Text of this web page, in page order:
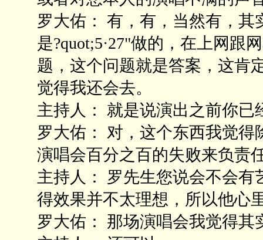
罗大佑： 有，有，当然有，
是?quot;5·27"做的，在上网跟
题，这个问题就是答案，这肯
觉得我还会去。
主持人： 就是说演出之前你
罗大佑： 对，这个东西我觉
演唱会百分之百的失败来负责
主持人： 罗先生您说会不会
得效果并不太理想，所以他心
罗大佑： 那场演唱会我觉得其